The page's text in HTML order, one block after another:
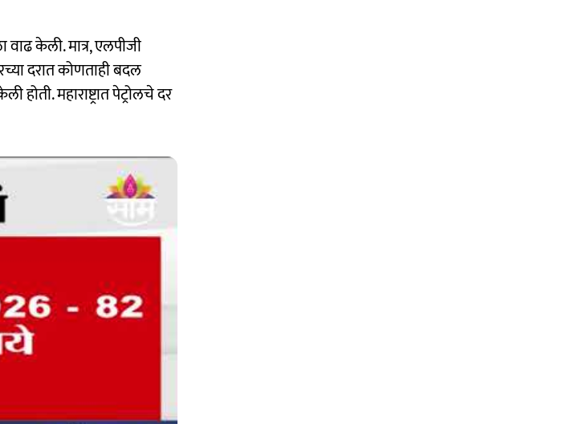
केली. मात्र, एलपीजी
दरात कोणताही बदल
महाराष्ट्रात पेट्रोलचे दर